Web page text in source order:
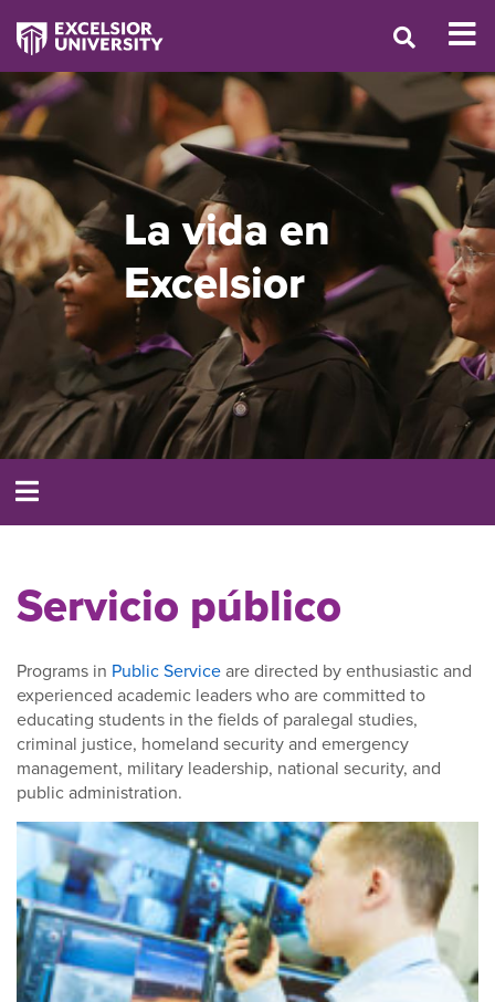
La vida en
Excelsior
Servicio público
Programs in Public Serviceare directed by enthusiastic and
experienced academic leaders who are committed to
educating students in the fields of paralegal studies,
criminal justice, homeland security and emergency
management, military leadership, national security, and
public administration.